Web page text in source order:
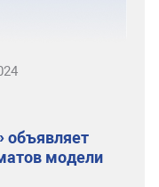
объявляет
модели